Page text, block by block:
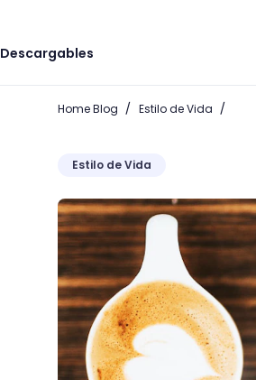
Descargables
Home Blog / Estilo de Vida /
Estilo de Vida
20 tipos de bebidas de café